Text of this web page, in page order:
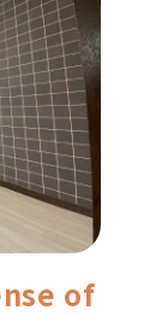
of